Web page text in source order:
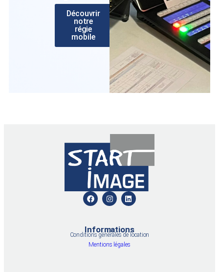
Découvrir
notre
régie
mobile
Informations
Conditions générales de location
Mentions légales